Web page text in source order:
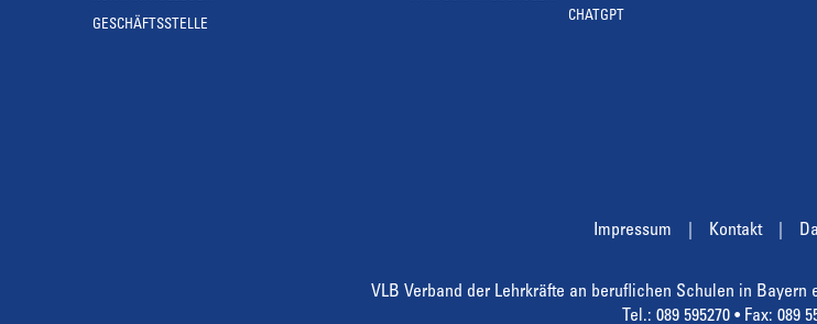
GESCHÄFTSSTELLE
CHATGPT
Impressum Kontakt
VLB Verband der Lehrkräfte an beruflichen Schulen in Bayern
Tel.: 089 595270 • Fax: 089